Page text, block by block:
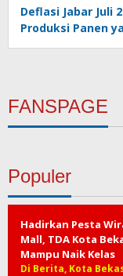
Deflasi Jabar Juli
Produksi Panen
FANSPAGE
Populer
Hadirkan Pesta
Mall, TDA Kota
Mampu Naik Kelas
Di Berita, Kota